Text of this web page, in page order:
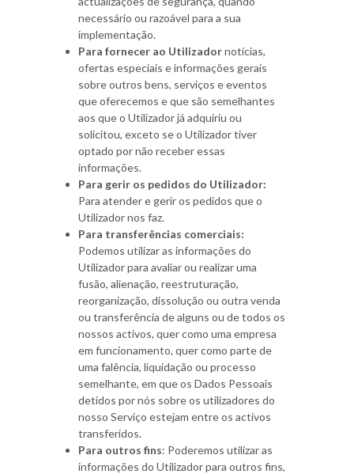
necessário ou razoável para a sua
implementação.
Para fornecer ao Utilizadornotícias,
ofertas especiais e informações gerais
sobre outros bens, serviços e eventos
que oferecemos e que são semelhantes
aos que o Utilizador já adquiriu ou
solicitou, exceto se o Utilizador tiver
optado por não receber essas
informações.
Para gerir os pedidos do Utilizador:
Para atender e gerir os pedidos que o
Utilizador nos faz.
Para transferências comerciais:
Podemos utilizar as informações do
Utilizador para avaliar ou realizar uma
fusão, alienação, reestruturação,
reorganização, dissolução ou outra venda
ou transferência de alguns ou de todos os
nossos activos, quer como uma empresa
em funcionamento, quer como parte de
uma falência, liquidação ou processo
semelhante, em que os Dados Pessoais
detidos por nós sobre os utilizadores do
nosso Serviço estejam entre os activos
transferidos.
Para outros fins: Poderemos utilizar as
informações do Utilizador para outros fins,